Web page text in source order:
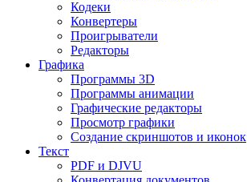
Кодеки
Конвертеры
Проигрыватели
Редакторы
Графика
Программы 3D
Программы анимации
Графические редакторы
Просмотр графики
Создание скриншотов и иконок
Текст
PDF и DJVU